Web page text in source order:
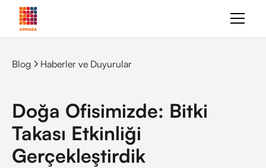
Blog Haberler ve Duyurular
Doğa Ofisimizde: Bitki
Takası Etkinliği
Gerçekleştirdik